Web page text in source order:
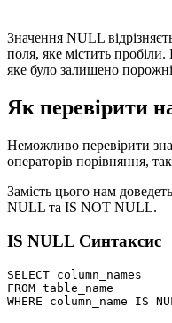
Значення NULL
поля, яке містить
яке було залишено
Як перевірити
Неможливо перевірити
операторів порівняння,
Замість цього нам
NULL та IS NOT NULL.
IS NULL Синтаксис
SELECT column_names
FROM table_name